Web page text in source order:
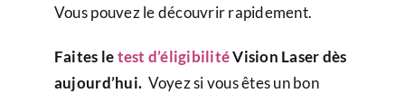
Vous pouvez le découvrir rapidement.
Faites letest d’éligibilitéVision Laser dès
aujourd’hui. Voyez si vous êtes un bon